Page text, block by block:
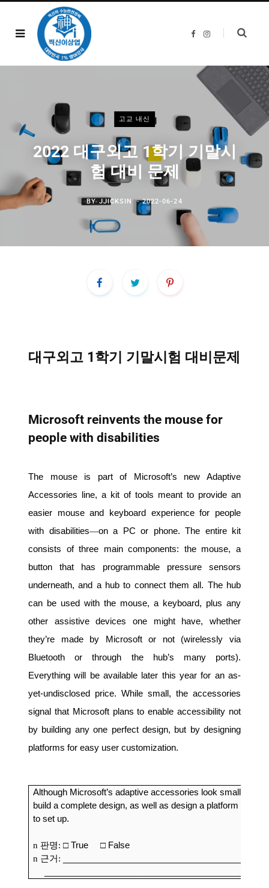
F
b
o
o
I
a
m
고교 내신
2022 대구외고 1학기 기말시
험 대비 문제
BY JJICKSIN 2022-06-24
대구외고 1학기 기말시험 대비문제
Microsoft reinvents the mouse for
people with disabilities
The mouse is part of Microsoft’s new Adaptive
Accessories line, a kit of tools meant to provide an
easier mouse and keyboard experience for people
with disabilities—on a PC or phone. The entire kit
consists of three main components: the mouse, a
button that has programmable pressure sensors
underneath, and a hub to connect them all. The hub
can be used with the mouse, a keyboard, plus any
other assistive devices one might have, whether
they’re made by Microsoft or not (wirelessly via
Bluetooth or through the hub’s many ports).
Everything will be available later this year for an as-
yet-undisclosed price. While small, the accessories
signal that Microsoft plans to enable accessibility not
by building any one perfect design, but by designing
platforms for easy user customization.
Although Microsoft’s adaptive accessories look small,
build a complete design, as well as design a platform that is
to set up.
n 판명: □ True□ False
n 근거 :